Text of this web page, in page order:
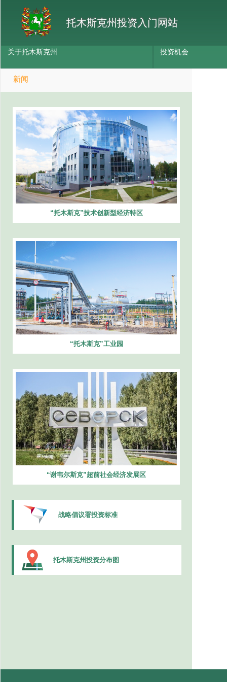
托木斯克州投资入门网站
关于托木斯克州 投资机会
新闻
“托木斯克”技术创新型经济特区
“托木斯克”工业园
“谢韦尔斯克”超前社会经济发展区
战略倡议署投资标准
托木斯克州投资分布图